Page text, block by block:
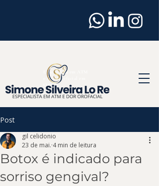
Dentista
Especialista em ATM
e Dor Orofacial em
Osasco
Post
Botox é indicado para
sorriso gengival?
gil celidonio
23 de mai. 4 min de leitura